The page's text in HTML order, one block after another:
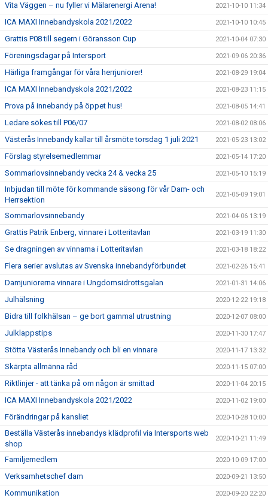
Vita Väggen – nu fyller vi Mälarenergi Arena! 2021-10-10 11:34
ICA MAXI Innebandyskola 2021/2022 2021-10-10 10:45
Grattis P08 till segern i Göransson Cup 2021-10-04 07:30
Föreningsdagar på Intersport 2021-09-06 20:36
Härliga framgångar för våra herrjuniorer! 2021-08-29 19:04
ICA MAXI Innebandyskola 2021/2022 2021-08-23 11:15
Prova på innebandy på öppet hus! 2021-08-05 14:41
Ledare sökes till P06/07 2021-08-02 08:06
Västerås Innebandy kallar till årsmöte torsdag 1 juli 2021 2021-05-23 13:02
Förslag styrelsemedlemmar 2021-05-14 17:20
Sommarlovsinnebandy vecka 24 & vecka 25 2021-05-10 15:19
Inbjudan till möte för kommande säsong för vår Dam- och
Herrsektion
2021-05-09 19:01
Sommarlovsinnebandy 2021-04-06 13:19
Grattis Patrik Enberg, vinnare i Lotteritavlan 2021-03-19 11:30
Se dragningen av vinnarna i Lotteritavlan 2021-03-18 18:22
Flera serier avslutas av Svenska innebandyförbundet 2021-02-26 15:41
Damjuniorerna vinnare i Ungdomsidrottsgalan 2021-01-31 14:06
Julhälsning 2020-12-22 19:18
Bidra till folkhälsan – ge bort gammal utrustning 2020-12-07 08:00
Julklappstips 2020-11-30 17:47
Stötta Västerås Innebandy och bli en vinnare 2020-11-17 13:32
Skärpta allmänna råd 2020-11-15 07:00
Riktlinjer - att tänka på om någon är smittad 2020-11-04 20:15
ICA MAXI Innebandyskola 2021/2022 2020-11-02 19:00
Förändringar på kansliet 2020-10-28 10:00
Beställa Västerås innebandys klädprofil via Intersports web
shop
2020-10-21 11:49
Familjemedlem 2020-10-09 17:00
Verksamhetschef dam 2020-09-21 13:50
Kommunikation 2020-09-20 22:20